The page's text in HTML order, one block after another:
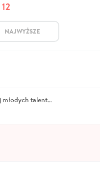
12
NAJWYŻSZE
@rabarbarszcz, na rozwój młodych talentów (albo alkohol)